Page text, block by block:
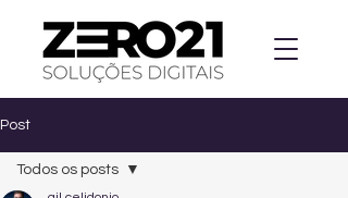
Post
Todos os posts